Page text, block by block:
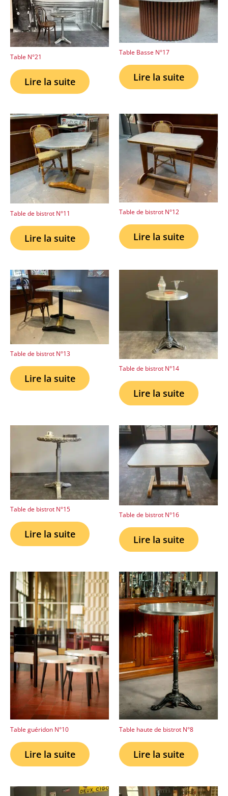
Table N°21
Lire la suite
Table Basse N°17
Lire la suite
Table de bistrot N°11
Lire la suite
Table de bistrot N°12
Lire la suite
Table de bistrot N°13
Lire la suite
Table de bistrot N°14
Lire la suite
Table de bistrot N°15
Lire la suite
Table de bistrot N°16
Lire la suite
Table guéridon N°10
Lire la suite
Table haute de bistrot N°8
Lire la suite